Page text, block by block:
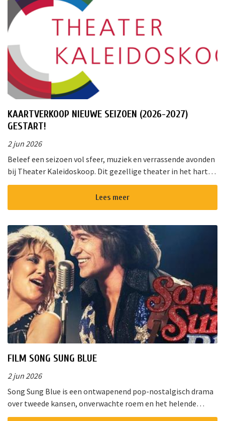
KAARTVERKOOP NIEUWE SEIZOEN (2026-2027)
GESTART!
2 jun 2026
Beleef een seizoen vol sfeer, muziek en verrassende avonden
bij Theater Kaleidoskoop. Dit gezellige theater in het hart
van Nieuwkoop biedt een gevarieerd programma voor jong
Lees meer
FILM SONG SUNG BLUE
2 jun 2026
Song Sung Blue is een ontwapenend pop-nostalgisch drama
over tweede kansen, onverwachte roem en het helende
vermogen van muziek. Van de diepe gloed van “Cracklin&rsq...